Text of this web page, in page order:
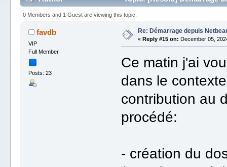
0 Members and 1 Guest are viewing this topic.
favdb
VIP
Full Member
Posts: 23
Re: Démarrage depuis
« Reply #15 on: December 05,
Ce matin j'ai
dans le
contribution au
procédé:
- création du